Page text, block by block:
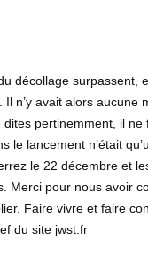
décollage surpassent,
n’y avait alors aucune
pertinemment, il
le lancement n’était
le 22 décembre et
Merci pour nous avoir
Faire vivre et faire
du site jwst.fr